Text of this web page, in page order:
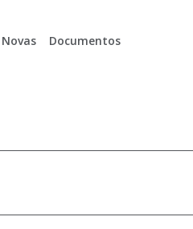
Novas Documentos